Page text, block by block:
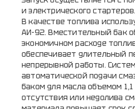
и электрического стартеров.
В качестве топлива
АИ-92. Вместительный бак
экономичном расходе
обеспечивает длительный
непрерывной работы.
автоматической подачи
баком для масла объемом
отсутствия или недолива